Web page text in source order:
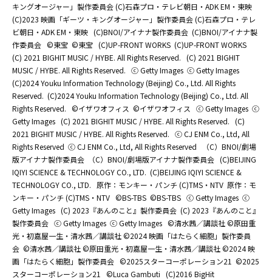
キングオージャー」製作委員会 (C)石森プロ・テレビ朝日・ADK EM・東映
(C)2023 映画「ギーツ・キングオージャー」製作委員会 (C)石森プロ・テレ
ビ朝日・ADK EM・東映 (C)BNOI/アイナナ製作委員会 (C)BNOI/アイナナ製
作委員会 ©東宝 ©東宝 (C)UP-FRONT WORKS (C)UP-FRONT WORKS
(C) 2021 BIGHIT MUSIC / HYBE. All Rights Reserved. (C) 2021 BIGHIT
MUSIC / HYBE. All Rights Reserved. ⓒ Getty Images ⓒ Getty Images
(C)2024 Youku Information Technology (Beijing) Co., Ltd. All Rights
Reserved. (C)2024 Youku Information Technology (Beijing) Co., Ltd. All
Rights Reserved. ©イザワオフィス ©イザワオフィス ⓒ Getty Images ⓒ
Getty Images (C) 2021 BIGHIT MUSIC / HYBE. All Rights Reserved. (C)
2021 BIGHIT MUSIC / HYBE. All Rights Reserved. ⓒ CJ ENM Co., Ltd, All
Rights Reserved ⓒ CJ ENM Co., Ltd, All Rights Reserved
（C）BNOI/劇場
版アイナナ製作委員会
（C）BNOI/劇場版アイナナ製作委員会 (C)BEIJING
IQIYI SCIENCE & TECHNOLOGY CO., LTD. (C)BEIJING IQIYI SCIENCE &
TECHNOLOGY CO., LTD.
原作：モンキー・パンチ (C)TMS・NTV 原作：モ
ンキー・パンチ (C)TMS・NTV ©BS-TBS ©BS-TBS ⓒ Getty Images ⓒ
Getty Images (C) 2023『あんのこと』製作委員会 (C) 2023『あんのこと』
製作委員会 ⓒ Getty Images ⓒ Getty Images ©清水茜／講談社 ©原田重
光・初嘉屋一生・清水茜／講談社 ©2024 映画「はたらく細胞」製作委員
会 ©清水茜／講談社 ©原田重光・初嘉屋一生・清水茜／講談社 ©2024 映
画「はたらく細胞」製作委員会 ©2025スターコーポレーション21 ©2025
スターコーポレーション21
©Luca Gambuti (C)2016 BigHit